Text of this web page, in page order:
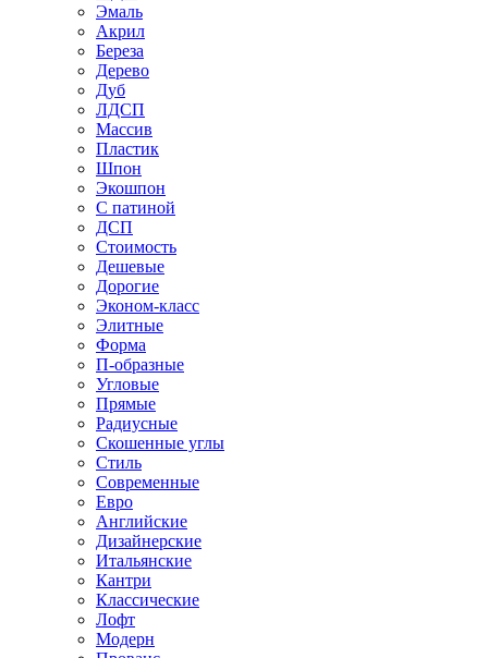
Эмаль
Акрил
Береза
Дерево
Дуб
ЛДСП
Массив
Пластик
Шпон
Экошпон
С патиной
ДСП
Стоимость
Дешевые
Дорогие
Эконом-класс
Элитные
Форма
П-образные
Угловые
Прямые
Радиусные
Скошенные углы
Стиль
Современные
Евро
Английские
Дизайнерские
Итальянские
Кантри
Классические
Лофт
Модерн